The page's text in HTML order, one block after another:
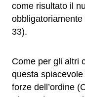
come risultato il
obbligatoriamente
33).
Come per gli altri
questa
forze dell’ordine